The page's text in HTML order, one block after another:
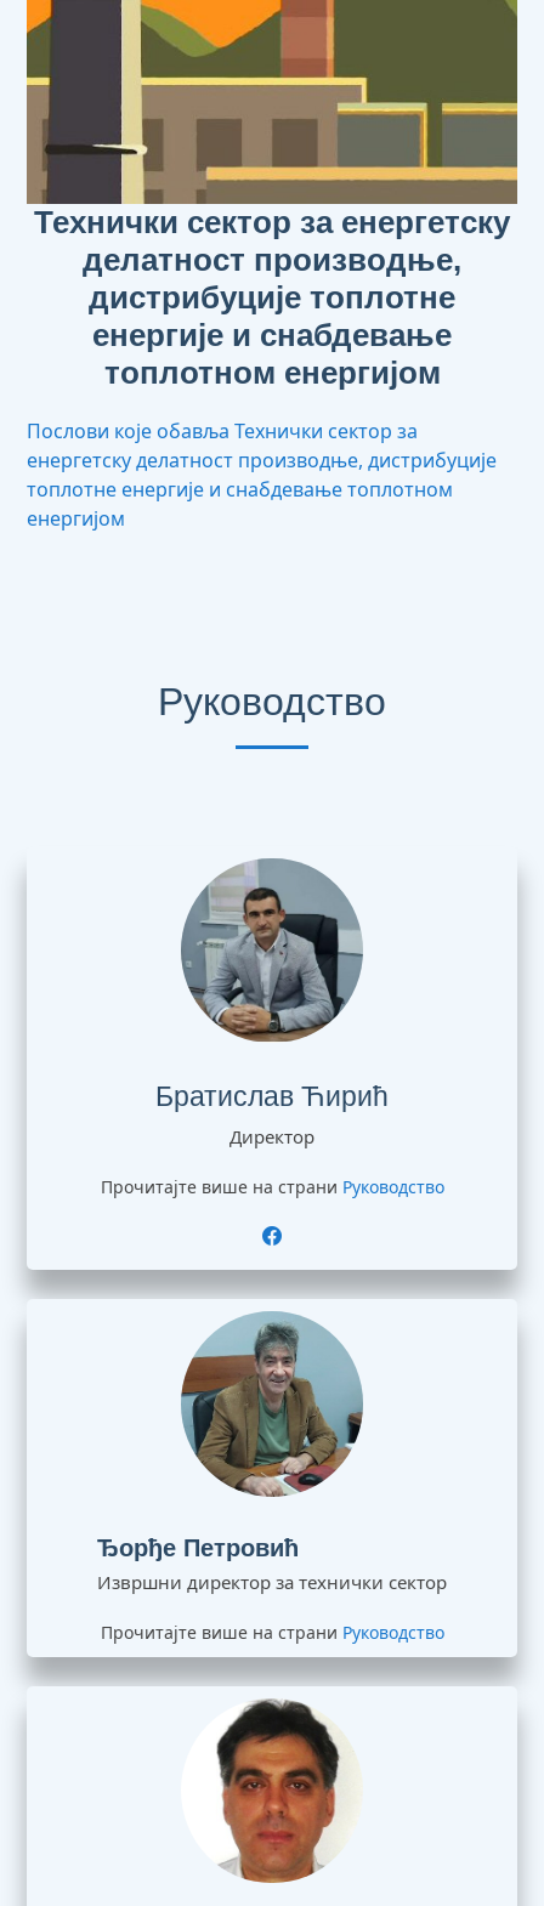
Технички сектор за енергетску
делатност производње,
дистрибуције топлотне
енергије и снабдевање
топлотном енергијом
Послови које обавља Технички сектор за
енергетску делатност производње, дистрибуције
топлотне енергије и снабдевање топлотном
енергијом
Руководство
Братислав Ћирић
Директор
Прочитајте више на страни Руководство
Ђорђе Петровић
Извршни директор за технички сектор
Прочитајте више на страни Руководство